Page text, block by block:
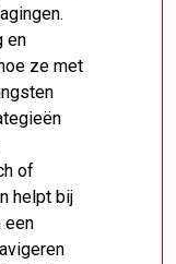
en
ze met
of
helpt bij
een